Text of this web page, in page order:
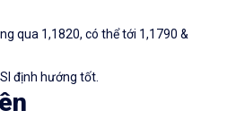
qua 1,1820, có thể tới 1,1790 &
định hướng tốt.